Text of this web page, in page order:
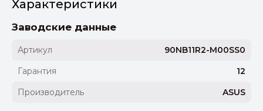
Характеристики
Заводские данные
Артикул
90NB11R2-M00SS0
Гарантия
12
Производитель
ASUS